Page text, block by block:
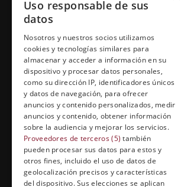
Grupo Esneca TV
Calle Prat de la Riba, 22, Entresuelo
Uso responsable de sus
datos
Nosotros y nuestros socios utilizamos
cookies y tecnologías similares para
almacenar y acceder a información en su
dispositivo y procesar datos personales,
como su dirección IP, identificadores únicos
y datos de navegación, para ofrecer
anuncios y contenido personalizados, medir
anuncios y contenido, obtener información
sobre la audiencia y mejorar los servicios.
Proveedores de terceros (5) también
pueden procesar sus datos para estos y
otros fines, incluido el uso de datos de
geolocalización precisos y características
del dispositivo. Sus elecciones se aplican